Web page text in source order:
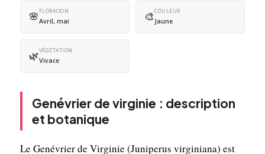
🌸 FLORAISON
Avril, mai 🎨COULEUR
Jaune
🌿VÉGÉTATION
Vivace
Genévrier de virginie : description
et botanique
Le Genévrier de Virginie (Juniperus virginiana) est